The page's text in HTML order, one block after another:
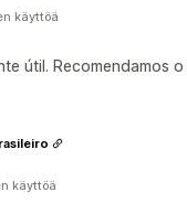
útil. Recomendamos o
käyttöä
käyttöä